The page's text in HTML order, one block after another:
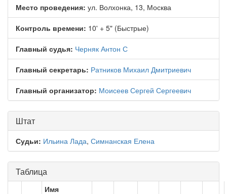
Место проведения: ул. Волхонка, 13, Москва
Контроль времени: 10' + 5" (Быстрые)
Главный судья: Черняк Антон С
Главный секретарь: Ратников Михаил Дмитриевич
Главный организатор: Моисеев Сергей Сергеевич
Штат
Судьи: Ильина Лада, Симнанская Елена
Таблица
Имя